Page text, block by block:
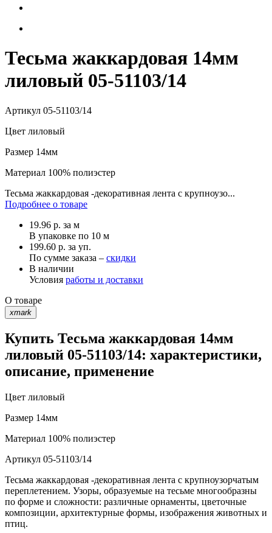
Тесьма жаккардовая 14мм
лиловый 05-51103/14
Артикул 05-51103/14
Цвет лиловый
Размер 14мм
Материал 100% полиэстер
Тесьма жаккардовая -декоративная лента с крупноузо...
Подробнее о товаре
19.96 р. за м
В упаковке по 10 м
199.60 р. за уп.
По сумме заказа – скидки
В наличии
Условия работы и доставки
О товаре
xmark
Купить Тесьма жаккардовая 14мм
лиловый 05-51103/14: характеристики,
описание, применение
Цвет лиловый
Размер 14мм
Материал 100% полиэстер
Артикул 05-51103/14
Тесьма жаккардовая -декоративная лента с крупноузорчатым
переплетением. Узоры, образуемые на тесьме многообразны
по форме и сложности: различные орнаменты, цветочные
композиции, архитектурные формы, изображения животных и
птиц.